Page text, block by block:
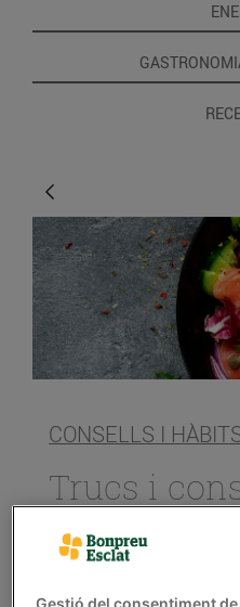
CONSELLS I
Trucs i
preparar
molt